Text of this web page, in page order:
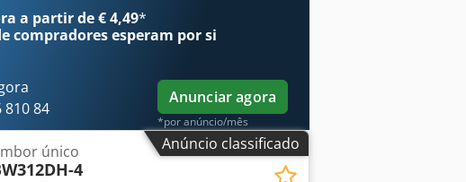
a partir de € 4,49*
compradoresesperam por si
810 84
Anunciar agora
*por anúncio/mês
Anúncio classificado
único
4